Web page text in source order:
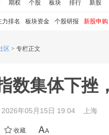
期权 个股 板块 排行 新股
力排名 板块资金 个股研报 新股申购
区 > 专栏正文
数集体下挫
2026年05月15日 19:04 上海
收藏